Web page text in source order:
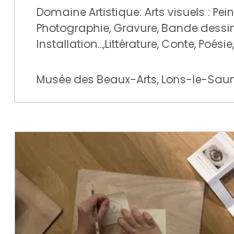
Domaine Artistique: Arts visuels :
Photographie, Gravure, Bande
Installation…,Littérature, Conte,
Musée des Beaux-Arts, Lons-le-